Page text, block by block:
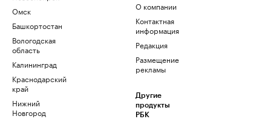
Омск
Башкортостан
Вологодская
область
Калининград
Краснодарский
край
Нижний
Новгород
О компании
Контактная
информация
Редакция
Размещение
рекламы
Другие
продукты
РБК